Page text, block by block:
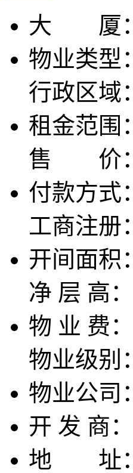
大 厦：
物业类型：
行政区域：
租金范围：
售 价：
付款方式：
工商注册：
开间面积：
净 层 高：
物 业 费：
物业级别：
物业公司：
开 发 商：
地 址：